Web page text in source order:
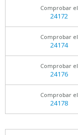
Comprobar el
24172
Comprobar el
24174
Comprobar el
24176
Comprobar el
24178